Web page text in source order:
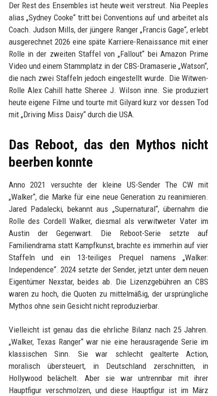
Der Rest des Ensembles ist heute weit verstreut. Nia Peeples
alias „Sydney Cooke“ tritt bei Conventions auf und arbeitet als
Coach. Judson Mills, der jüngere Ranger „Francis Gage“, erlebt
ausgerechnet 2026 eine späte Karriere-Renaissance mit einer
Rolle in der zweiten Staffel von „Fallout“ bei Amazon Prime
Video und einem Stammplatz in der CBS-Dramaserie „Watson“,
die nach zwei Staffeln jedoch eingestellt wurde. Die Witwen-
Rolle Alex Cahill hatte Sheree J. Wilson inne. Sie produziert
heute eigene Filme und tourte mit Gilyard kurz vor dessen Tod
mit „Driving Miss Daisy“ durch die USA.
Das Reboot, das den Mythos nicht
beerben konnte
Anno 2021 versuchte der kleine US-Sender The CW mit
„Walker“, die Marke für eine neue Generation zu reanimieren.
Jared Padalecki, bekannt aus „Supernatural“, übernahm die
Rolle des Cordell Walker, diesmal als verwitweter Vater im
Austin der Gegenwart. Die Reboot-Serie setzte auf
Familiendrama statt Kampfkunst, brachte es immerhin auf vier
Staffeln und ein 13-teiliges Prequel namens „Walker:
Independence“. 2024 setzte der Sender, jetzt unter dem neuen
Eigentümer Nexstar, beides ab. Die Lizenzgebühren an CBS
waren zu hoch, die Quoten zu mittelmäßig, der ursprüngliche
Mythos ohne sein Gesicht nicht reproduzierbar.
Vielleicht ist genau das die ehrliche Bilanz nach 25 Jahren.
„Walker, Texas Ranger“ war nie eine herausragende Serie im
klassischen Sinn. Sie war schlecht gealterte Action,
moralisch übersteuert, in Deutschland zerschnitten, in
Hollywood belächelt. Aber sie war untrennbar mit ihrer
Hauptfigur verschmolzen, und diese Hauptfigur ist im März